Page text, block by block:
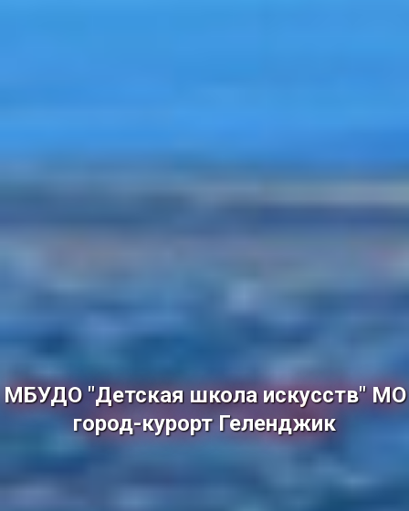
МБУДО "Детская школа искусств" МО
город-курорт Геленджик